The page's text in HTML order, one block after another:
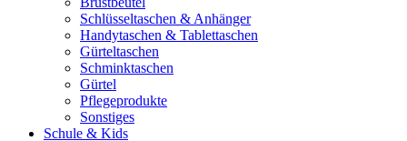
Schlüsseltaschen & Anhänger
Handytaschen & Tablettaschen
Gürteltaschen
Schminktaschen
Gürtel
Pflegeprodukte
Sonstiges
Schule & Kids